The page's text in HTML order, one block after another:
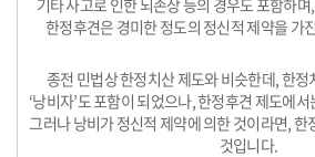
기타 사고로 인한 뇌손상 등의 경우도 포함하
한정후견은 경미한 정도의 정신적 제약을 가
종전 민법상 한정치산 제도와 비슷한데, 한
‘낭비자’도 포함이 되었으나, 한정후견 제도에
그러나 낭비가 정신적 제약에 의한 것이라면, 한
것입니다.